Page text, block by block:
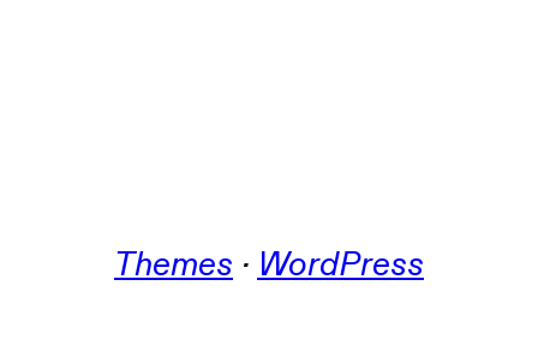
Themes · WordPress